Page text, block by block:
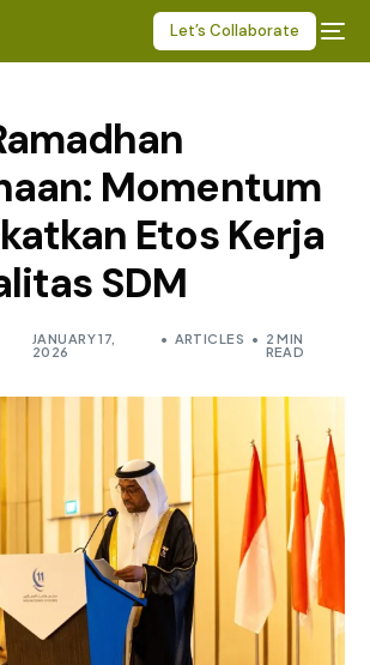
Let’s Collaborate
Momentum
Etos Kerja
SDM
JANUARY 17,
2026
ARTICLES
2 MIN
READ